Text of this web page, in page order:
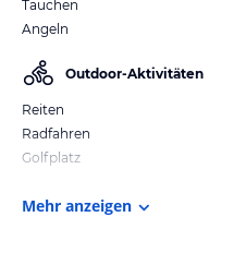
Tauchen
Angeln
Outdoor-Aktivitäten
Reiten
Radfahren
Golfplatz
Mehr anzeigen